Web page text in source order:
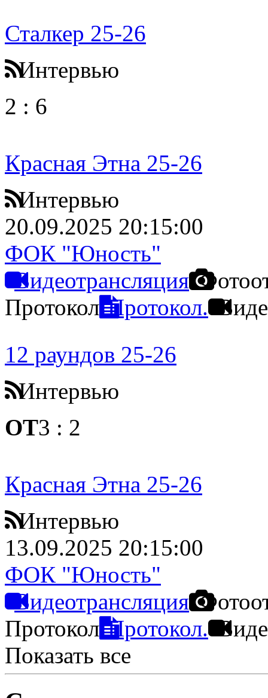
Сталкер 25-26
Интервью
2 : 6
Красная Этна 25-26
Интервью
20.09.2025 20:15:00
ФОК "Юность"
Видеотрансляция
Протокол Протокол.
12 раундов 25-26
Интервью
ОТ3 : 2
Красная Этна 25-26
Интервью
13.09.2025 20:15:00
ФОК "Юность"
Видеотрансляция
Протокол Протокол.
Показать все